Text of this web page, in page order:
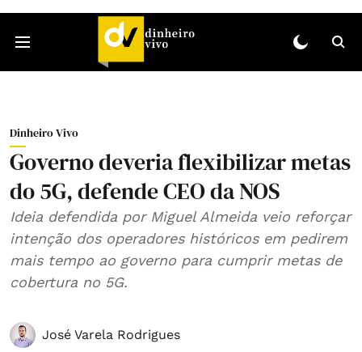
Dinheiro Vivo
Governo deveria flexibilizar metas
do 5G, defende CEO da NOS
Ideia defendida por Miguel Almeida veio reforçar
intenção dos operadores históricos em pedirem
mais tempo ao governo para cumprir metas de
cobertura no 5G.
José Varela Rodrigues